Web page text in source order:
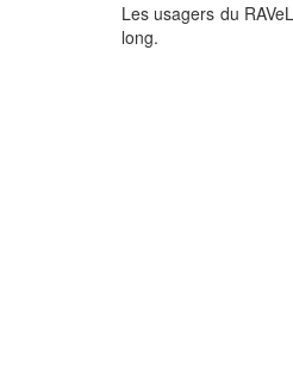
Les usagers du
long.